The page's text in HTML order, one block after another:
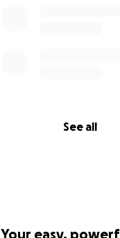
See all
Your easy,